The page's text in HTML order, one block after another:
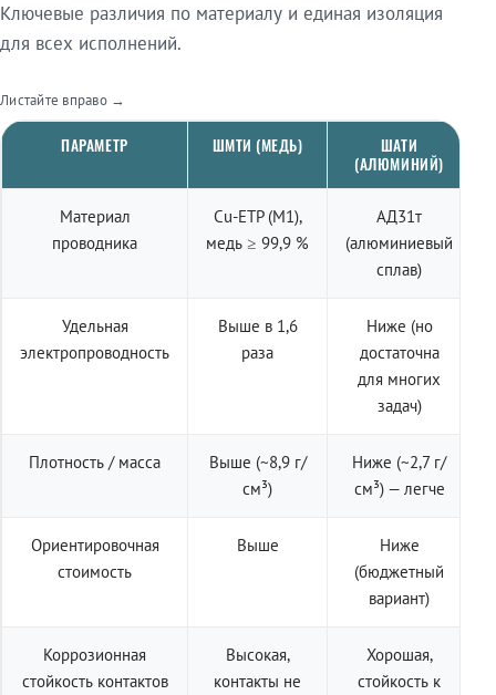
Ключевые различия по материалу и единая изоляция
для всех исполнений.
Листайте вправо →
ПАРАМЕТР ШМТИ (МЕДЬ)
ШАТИ
(АЛЮМИНИЙ)
Материал
проводника
Cu-ETP (M1),
медь ≥ 99,9 %
АД31т
(алюминиевый
сплав)
Удельная
электропроводность
Выше в 1,6
раза
Ниже (но
достаточна
для многих
задач)
Плотность / масса
Выше (~8,9 г/
см³)
Ниже (~2,7 г/
см³) — легче
Ориентировочная
стоимость
Выше
Ниже
(бюджетный
вариант)
Коррозионная
стойкость контактов
Высокая,
контакты не
Хорошая,
стойкость к